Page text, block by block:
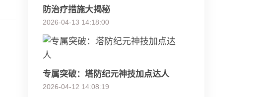
防治疗措施大揭秘
2026-04-13 14:18:00
专属突破：塔防纪元神技加点达人
2026-04-12 14:08:19